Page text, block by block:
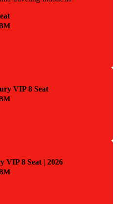
VIP 8 Seat
VIP 8 Seat | 2026